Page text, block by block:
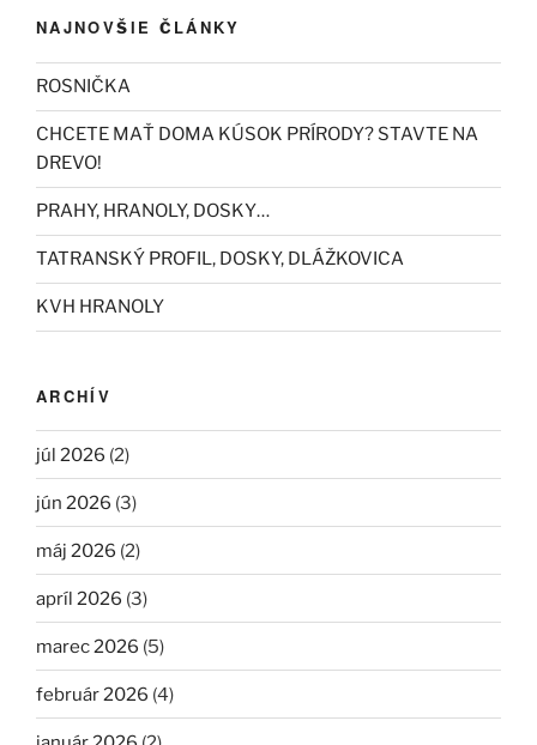
NAJNOVŠIE ČLÁNKY
ROSNIČKA
CHCETE MAŤ DOMA KÚSOK PRÍRODY? STAVTE NA
DREVO!
PRAHY, HRANOLY, DOSKY…
TATRANSKÝ PROFIL, DOSKY, DLÁŽKOVICA
KVH HRANOLY
ARCHÍV
júl 2026 (2)
jún 2026 (3)
máj 2026 (2)
apríl 2026 (3)
marec 2026 (5)
február 2026 (4)